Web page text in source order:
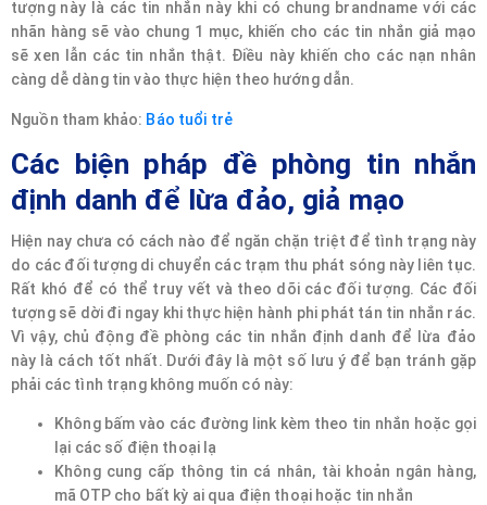
tượng này là các tin nhắn này khi có chung brandname với các
nhãn hàng sẽ vào chung 1 mục, khiến cho các tin nhắn giả mạo
sẽ xen lẫn các tin nhắn thật. Điều này khiến cho các nạn nhân
càng dễ dàng tin vào thực hiện theo hướng dẫn.
Nguồn tham khảo: Báo tuổi trẻ
Các biện pháp đề phòng tin nhắn
định danh để lừa đảo, giả mạo
Hiện nay chưa có cách nào để ngăn chặn triệt để tình trạng này
do các đối tượng di chuyển các trạm thu phát sóng này liên tục.
Rất khó để có thể truy vết và theo dõi các đối tượng. Các đối
tượng sẽ dời đi ngay khi thực hiện hành phi phát tán tin nhắn rác.
Vì vậy, chủ động đề phòng các tin nhắn định danh để lừa đảo
này là cách tốt nhất. Dưới đây là một số lưu ý để bạn tránh gặp
phải các tình trạng không muốn có này:
Không bấm vào các đường link kèm theo tin nhắn hoặc gọi
lại các số điện thoại lạ
Không cung cấp thông tin cá nhân, tài khoản ngân hàng,
mã OTP cho bất kỳ ai qua điện thoại hoặc tin nhắn